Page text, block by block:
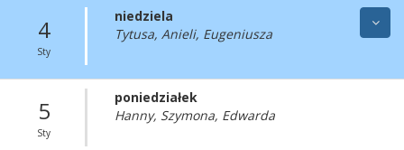
4
Sty
niedziela
Tytusa, Anieli, Eugeniusza
5
Sty
poniedziałek
Hanny, Szymona, Edwarda